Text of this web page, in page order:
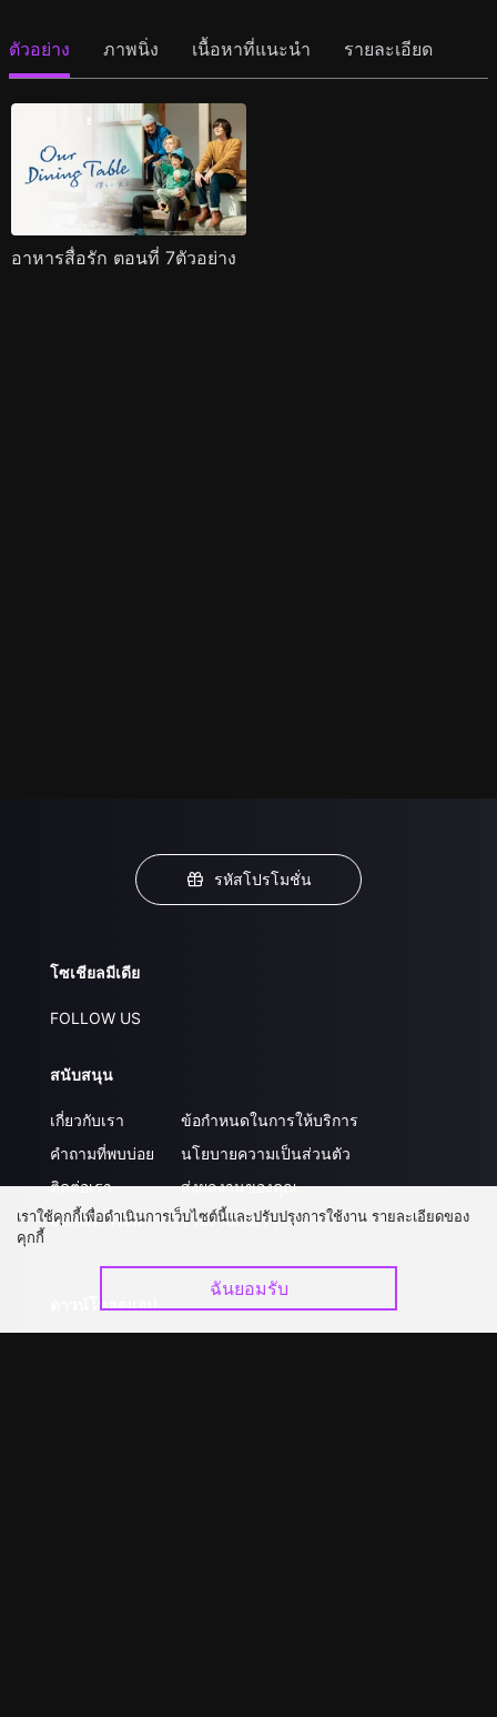
ตัวอย่าง ภาพนิ่ง เนื้อหาที่แนะนำ รายละเอียด
อาหารสื่อรัก ตอนที่ 7ตัวอย่าง
รหัสโปรโมชั่น
โซเชียลมีเดีย
FOLLOW US
สนับสนุน
เกี่ยวกับเรา
คำถามที่พบบ่อย
ติดต่อเรา
อัปเกรด วีไอพี
ข้อกำหนดในการให้บริการ
นโยบายความเป็นส่วนตัว
ส่งผลงานของคุณ
ร่วมงานกับเรา
ดาวน์โหลดแอป
เราใช้คุกกี้เพื่อดำเนินการเว็บไซต์นี้และปรับปรุงการใช้งาน รายละเอียดของ
คุกกี้
ฉันยอมรับ